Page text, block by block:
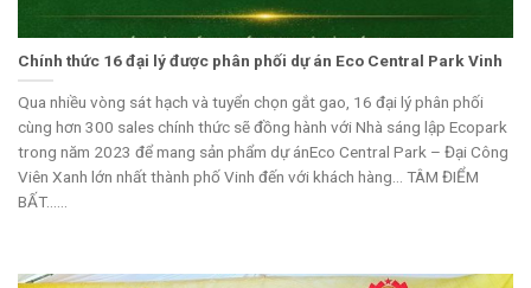
Chính thức 16 đại lý được phân phối dự án Eco Central Park Vinh
Qua nhiều vòng sát hạch và tuyển chọn gắt gao, 16 đại lý phân phối
cùng hơn 300 sales chính thức sẽ đồng hành với Nhà sáng lập Ecopark
trong năm 2023 để mang sản phẩm dự ánEco Central Park – Đại Công
Viên Xanh lớn nhất thành phố Vinh đến với khách hàng… TÂM ĐIỂM
BẤT......